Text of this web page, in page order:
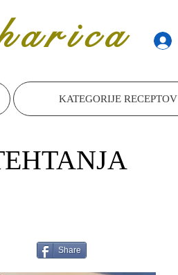
KATEGORIJE RECEPTOV
Share